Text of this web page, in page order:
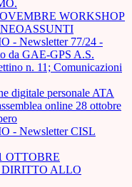
WORKSHOP
- Newsletter 77/24 -
da GAE-GPS A.S.
n. 11; Comunicazioni
digitale personale ATA
online 28 ottobre
- Newsletter CISL
OTTOBRE
DIRITTO ALLO